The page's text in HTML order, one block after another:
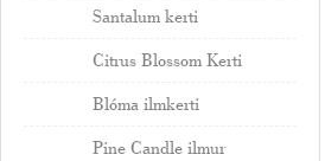
Santalum kerti
Citrus Blossom Kerti
Blóma ilmkerti
Pine Candle ilmur